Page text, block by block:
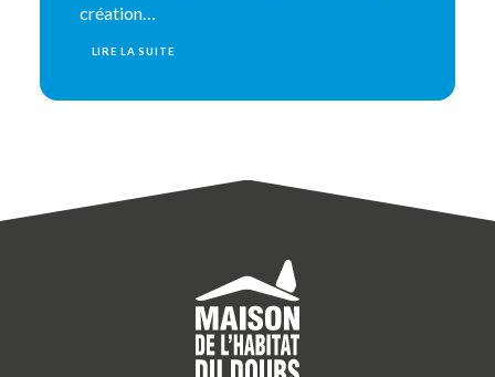
création…
LIRE LA SUITE